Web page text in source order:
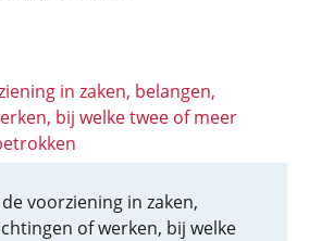
in zaken, belangen,
bij welke twee of meer
voorziening in zaken,
of werken, bij welke